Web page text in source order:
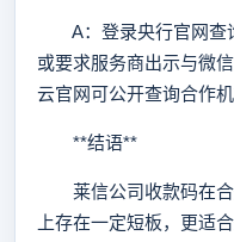
A：登录央行官网查询
或要求服务商出示与微
云官网可公开查询合作机
**结语**
莱信公司收款码在合
上存在一定短板，更适